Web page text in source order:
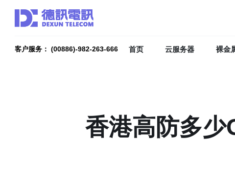
客户服务： (00886)-982-263-666 首页 云服务器 裸金
香港高防多少